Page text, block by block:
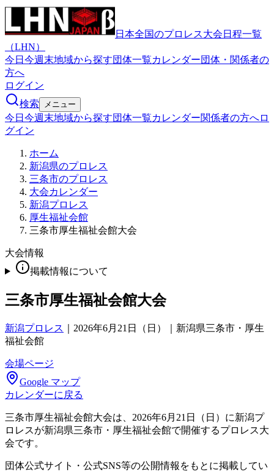
日本全国のプロレス大会日程一覧
（LHN）
今日 今週末地域から探す団体一覧カレンダー団体・関係者の
方へ
ログイン
検索
メニュー
今日 今週末地域から探す団体一覧カレンダー関係者の方へロ
グイン
ホーム
新潟県のプロレス
三条市のプロレス
大会カレンダー
新潟プロレス
厚生福祉会館
三条市厚生福祉会館大会
大会情報
掲載情報について
三条市厚生福祉会館大会
新潟プロレス
2026年6月21日（日）｜新潟県三条市・厚生
福祉会館
会場ページ
Google マップ
カレンダーに戻る
三条市厚生福祉会館大会は、2026年6月21日（日）に新潟プ
ロレスが新潟県三条市・厚生福祉会館で開催するプロレス大
会です。
団体公式サイト・公式SNS等の公開情報をもとに掲載してい